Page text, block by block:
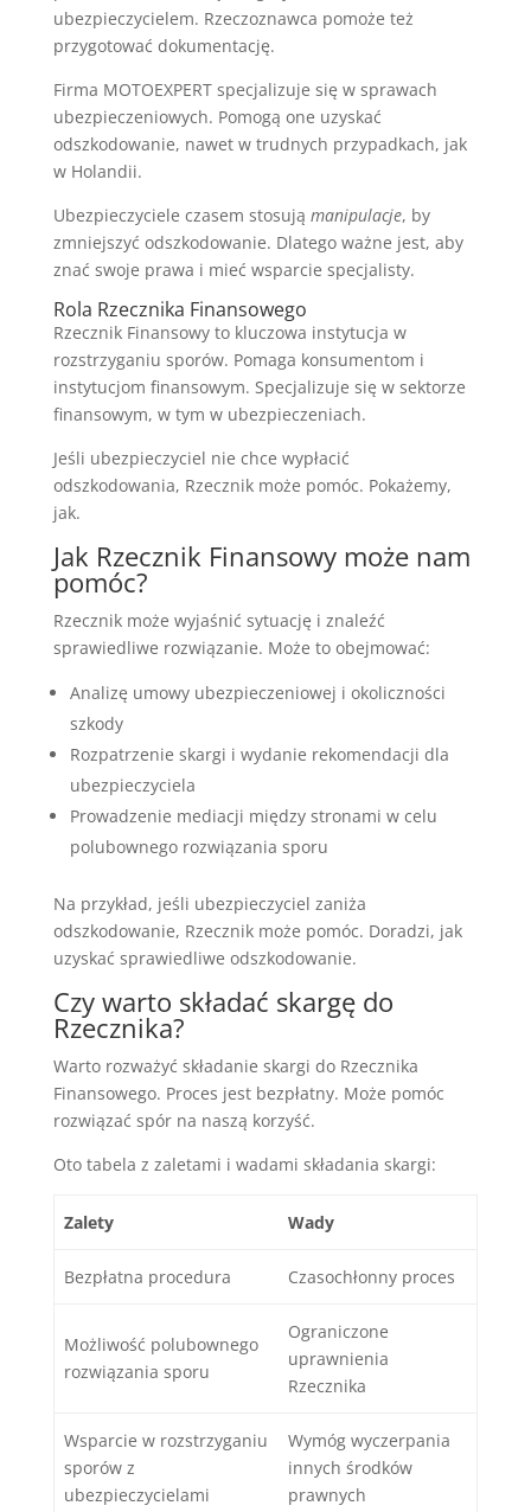
ubezpieczycielem. Rzeczoznawca pomoże też
przygotować dokumentację.
Firma MOTOEXPERT specjalizuje się w sprawach
ubezpieczeniowych. Pomogą one uzyskać
odszkodowanie, nawet w trudnych przypadkach, jak
w Holandii.
Ubezpieczyciele czasem stosują manipulacje, by
zmniejszyć odszkodowanie. Dlatego ważne jest, aby
znać swoje prawa i mieć wsparcie specjalisty.
Rola Rzecznika Finansowego
Rzecznik Finansowy to kluczowa instytucja w
rozstrzyganiu sporów. Pomaga konsumentom i
instytucjom finansowym. Specjalizuje się w sektorze
finansowym, w tym w ubezpieczeniach.
Jeśli ubezpieczyciel nie chce wypłacić
odszkodowania, Rzecznik może pomóc. Pokażemy,
jak.
Jak Rzecznik Finansowy może nam
pomóc?
Rzecznik może wyjaśnić sytuację i znaleźć
sprawiedliwe rozwiązanie. Może to obejmować:
Analizę umowy ubezpieczeniowej i okoliczności
szkody
Rozpatrzenie skargi i wydanie rekomendacji dla
ubezpieczyciela
Prowadzenie mediacji między stronami w celu
polubownego rozwiązania sporu
Na przykład, jeśli ubezpieczyciel zaniża
odszkodowanie, Rzecznik może pomóc. Doradzi, jak
uzyskać sprawiedliwe odszkodowanie.
Czy warto składać skargę do
Rzecznika?
Warto rozważyć składanie skargi do Rzecznika
Finansowego. Proces jest bezpłatny. Może pomóc
rozwiązać spór na naszą korzyść.
Oto tabela z zaletami i wadami składania skargi:
Zalety Wady
Bezpłatna procedura Czasochłonny proces
Możliwość polubownego
rozwiązania sporu
Ograniczone
uprawnienia
Rzecznika
Wsparcie w rozstrzyganiu
sporów z
ubezpieczycielami
Wymóg wyczerpania
innych środków
prawnych